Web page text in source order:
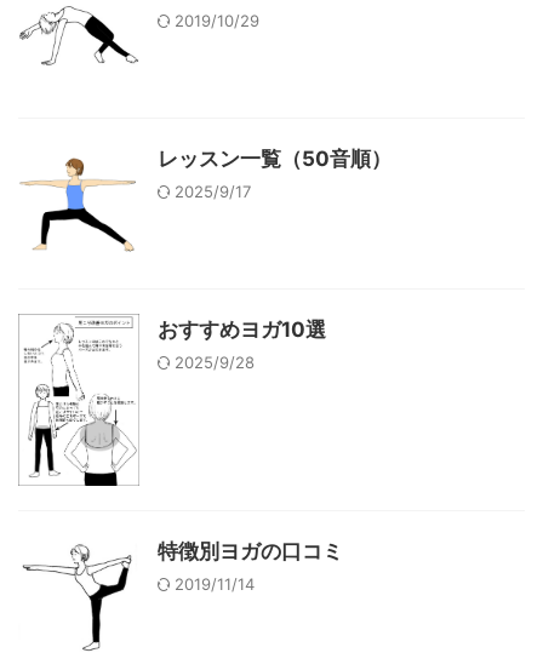
2019/10/29
レッスン一覧（50音順）
2025/9/17
おすすめヨガ10選
2025/9/28
特徴別ヨガの口コミ
2019/11/14